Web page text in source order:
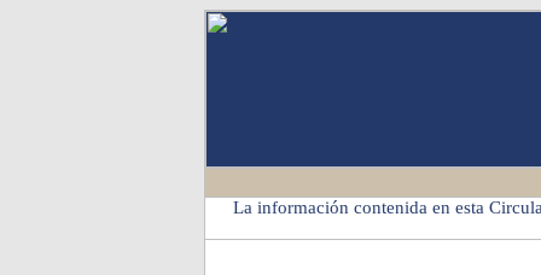
La información contenida en esta